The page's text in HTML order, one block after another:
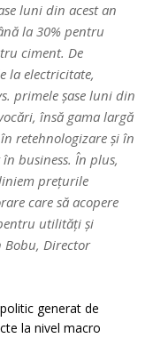
luni din acest an
la 30% pentru
ciment. De
la electricitate,
primele șase luni din
însă gama largă
retehnologizare și în
business. În plus,
prețurile
care să acopere
utilități și
Bobu, Director
generat de
la nivel macro